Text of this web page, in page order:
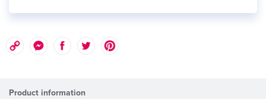
Product information